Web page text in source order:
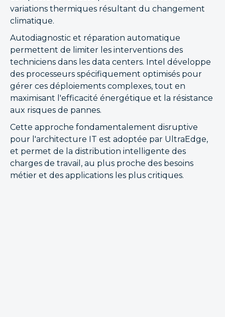
variations thermiques résultant du changement
climatique.
Autodiagnostic et réparation automatique
permettent de limiter les interventions des
techniciens dans les data centers. Intel développe
des processeurs spécifiquement optimisés pour
gérer ces déploiements complexes, tout en
maximisant l'efficacité énergétique et la résistance
aux risques de pannes.
Cette approche fondamentalement disruptive
pour l'architecture IT est adoptée par UltraEdge,
et permet de la distribution intelligente des
charges de travail, au plus proche des besoins
métier et des applications les plus critiques.